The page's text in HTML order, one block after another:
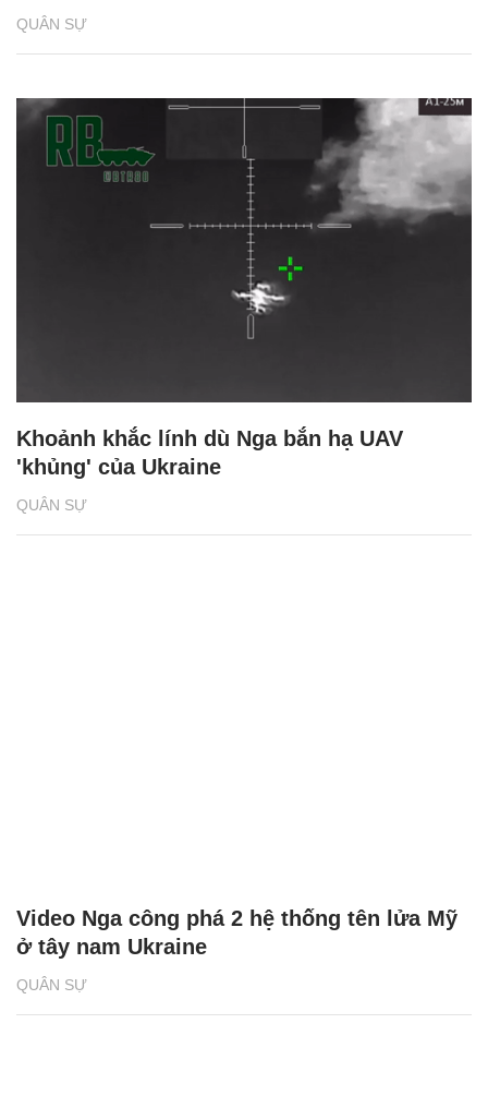
QUÂN SỰ
QUÂN SỰ
Khoảnh khắc lính dù Nga bắn hạ UAV
'khủng' của Ukraine
QUÂN SỰ
Video Nga công phá 2 hệ thống tên lửa Mỹ
ở tây nam Ukraine